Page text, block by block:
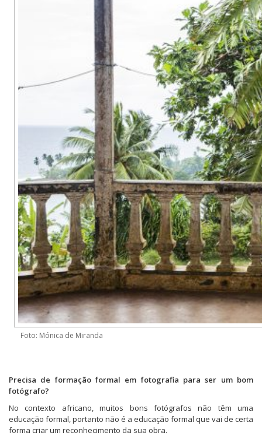
Foto: Mónica de Miranda
Precisa de formação formal em fotografia para ser um bom
fotógrafo?
No contexto africano, muitos bons fotógrafos não têm uma
educação formal, portanto não é a educação formal que vai de certa
forma criar um reconhecimento da sua obra.